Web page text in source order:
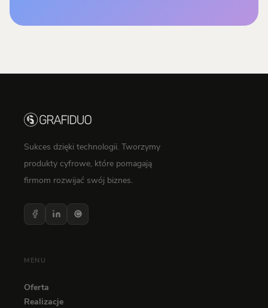
Sukces dzięki technologii. Tworzymy
produkty cyfrowe, które pomagają
firmom rozwijać swój biznes.
MENU
Oferta
Realizacje